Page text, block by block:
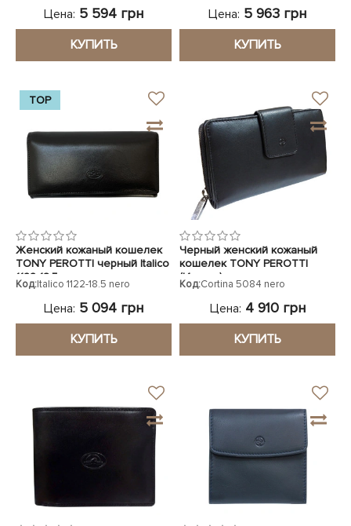
Цена: 5 594 грн
КУПИТЬ
Цена: 5 963 грн
КУПИТЬ
TOP
Женский кожаный кошелек
TONY PEROTTI черный Italico
1122-18.5 nero
Код:Italico 1122-18.5 nero
Цена: 5 094 грн
КУПИТЬ
Черный женский кожаный
кошелек TONY PEROTTI
(Италия)
Код:Cortina 5084 nero
Цена: 4 910 грн
КУПИТЬ